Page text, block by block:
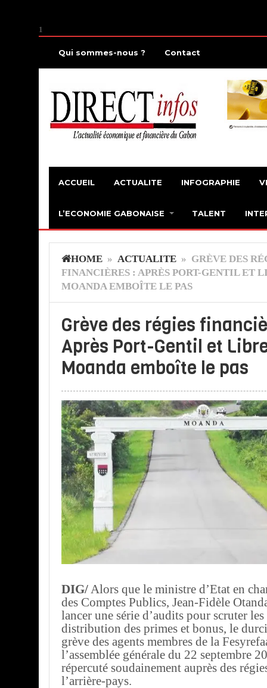
1
Qui sommes-nous ? Contact
ACCUEIL ACTUALITE INFOGRAPHIE
L’ECONOMIE GABONAISE TALENT
HOME » ACTUALITE » GRÈVE DES
FINANCIÈRES : APRÈS PORT-GENTIL ET
MOANDA EMBOÎTE LE PAS
Grève des régies
Après Port-Gentil et
Moanda emboîte le pas
DIG/ Alors que le ministre d’Etat en
des Comptes Publics, Jean-Fidèle
lancer une série d’audits pour scruter
distribution des primes et bonus, le
grève des agents membres de la
l’assemblée générale du 22 septembre
répercuté soudainement auprès des
l’arrière-pays.